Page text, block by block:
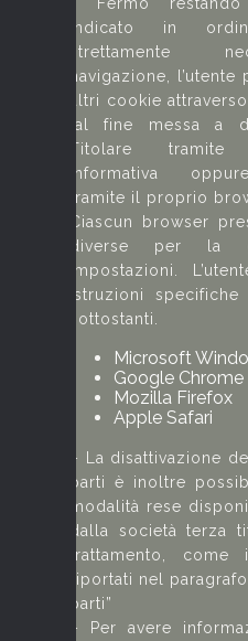
indicato in
strettamente
navigazione,
altri cookie
tal fine messa a
Titolare
informativa
tramite il proprio
Ciascun browser
diverse per la
impostazioni.
istruzioni
sottostanti.
Microsoft
Google Chrome
Mozilla Firefox
Apple Safari
– La disattivazione
parti è inoltre
modalità rese
dalla società terza
trattamento,
riportati nel
parti”
– Per avere